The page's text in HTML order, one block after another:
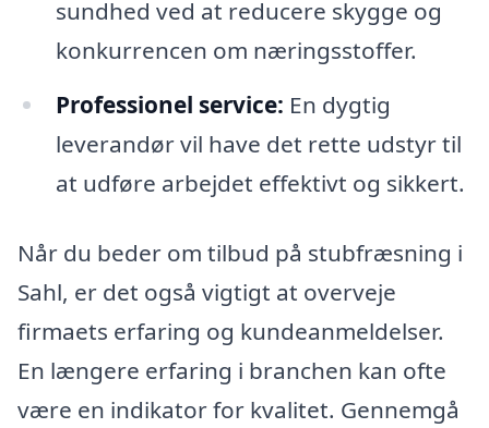
sundhed ved at reducere skygge og
konkurrencen om næringsstoffer.
Professionel service: En dygtig
leverandør vil have det rette udstyr til
at udføre arbejdet effektivt og sikkert.
Når du beder om tilbud på stubfræsning i
Sahl, er det også vigtigt at overveje
firmaets erfaring og kundeanmeldelser.
En længere erfaring i branchen kan ofte
være en indikator for kvalitet. Gennemgå